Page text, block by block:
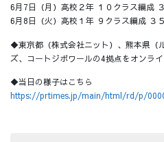
6月7日（月）高校２年 １０クラス編成
6月8日（火）高校１年 ９クラス編成 ３
◆東京都（株式会社ニット）、熊本県（
ズ、コートジボワールの4拠点をオンラ
◆当日の様子はこちら
https://prtimes.jp/main/html/rd/p/